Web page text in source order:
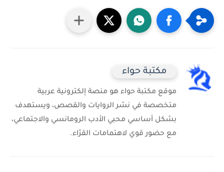
مكتبة حواء
موقع مكتبة حواء هو منصة إلكترونية عربية
متخصصة في نشر الروايات والقصص، ويستهدف
بشكل أساسي محبي الأدب الرومانسي والاجتماعي،
مع حضور قوي لاهتمامات القرّاء.